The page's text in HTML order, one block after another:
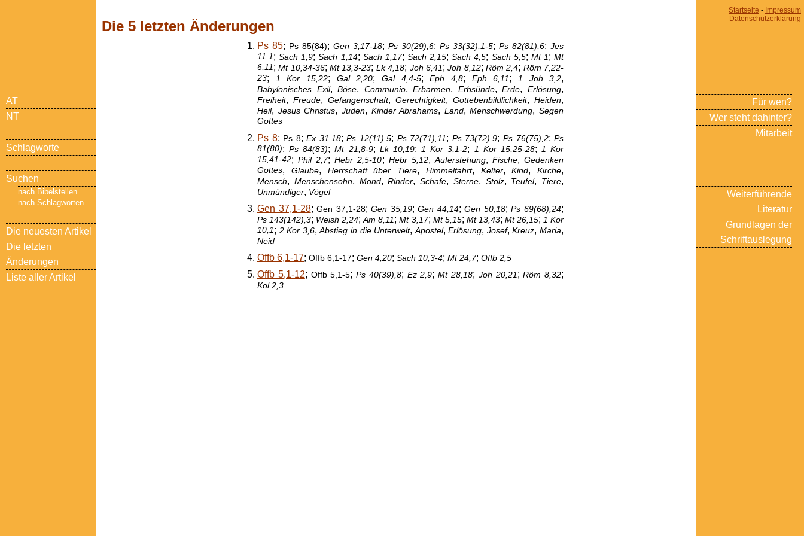
Die 5 letzten Änderungen
Ps 85; Ps 85(84); Gen 3,17-18; Ps 30(29),6; Ps 33(32),1-5; Ps 82(81),6; Jes
11,1;Sach 1,9;Sach 1,14; Sach 1,17; Sach 2,15;Sach 4,5; Sach 5,5; Mt 1;Mt
6,11;Mt 10,34-36;Mt 13,3-23; Lk 4,18; Joh 6,41;Joh 8,12; Röm 2,4; Röm 7,22-
23; 1 Kor 15,22; Gal 2,20; Gal 4,4-5;Eph 4,8; Eph 6,11; 1 Joh 3,2,
Babylonisches Exil,Böse, Communio,Erbarmen, Erbsünde,Erde,Erlösung,
Freiheit, Freude, Gefangenschaft, Gerechtigkeit, Gottebenbildlichkeit, Heiden,
Heil, Jesus Christus, Juden, Kinder Abrahams, Land,Menschwerdung, Segen
Gottes
Ps 8; Ps 8;Ex 31,18;Ps 12(11),5; Ps 72(71),11; Ps 73(72),9; Ps 76(75),2;Ps
81(80);Ps 84(83);Mt 21,8-9; Lk 10,19; 1 Kor 3,1-2; 1 Kor 15,25-28; 1 Kor
15,41-42;Phil 2,7;Hebr 2,5-10; Hebr 5,12, Auferstehung, Fische,Gedenken
Gottes, Glaube, Herrschaft über Tiere, Himmelfahrt, Kelter,Kind, Kirche,
Mensch, Menschensohn, Mond,Rinder, Schafe, Sterne, Stolz, Teufel, Tiere,
Unmündiger, Vögel
Gen 37,1-28;Gen 37,1-28;Gen 35,19;Gen 44,14;Gen 50,18;Ps 69(68),24;
Ps 143(142),3; Weish 2,24;Am 8,11;Mt 3,17; Mt 5,15; Mt 13,43; Mt 26,15; 1 Kor
10,1; 2 Kor 3,6,Abstieg in die Unterwelt, Apostel,Erlösung, Josef,Kreuz,Maria,
Neid
Offb 6,1-17; Offb 6,1-17; Gen 4,20; Sach 10,3-4; Mt 24,7; Offb 2,5
Offb 5,1-12; Offb 5,1-5;Ps 40(39),8; Ez 2,9;Mt 28,18; Joh 20,21;Röm 8,32;
Kol 2,3
AT
NT
Schlagworte
Suchen
nach Bibelstellen
nach Schlagworten
Die neuesten Artikel
Die letzten
Änderungen
Liste aller Artikel
Für wen?
Wer steht dahinter?
Mitarbeit
Weiterführende
Literatur
Grundlagen der
Schriftauslegung
Startseite - Impressum
Datenschutzerklärung